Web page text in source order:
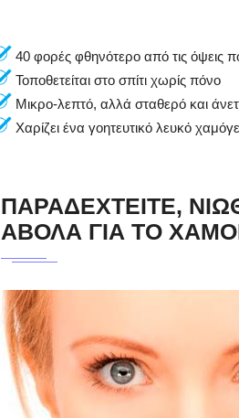
40 φορές φθηνότερο από τις όψεις
Τοποθετείται στο σπίτι χωρίς πόνο
Μικρο-λεπτό, αλλά σταθερό και
Χαρίζει ένα γοητευτικό λευκό
ΠΑΡΑΔΕΧΤΕΙΤΕ,
ΑΒΟΛΑ ΓΙΑ ΤΟ